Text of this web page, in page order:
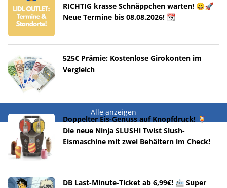
RICHTIG krasse Schnäppchen warten! 😀🚀
Neue Termine bis 08.08.2026! 📆
525€ Prämie: Kostenlose Girokonten im
Vergleich
Alle anzeigen
Doppelter Eis-Genuss auf Knopfdruck! 🍹
Die neue Ninja SLUSHi Twist Slush-
Eismaschine mit zwei Behältern im Check!
DB Last-Minute-Ticket ab 6,99€! 🚈 Super